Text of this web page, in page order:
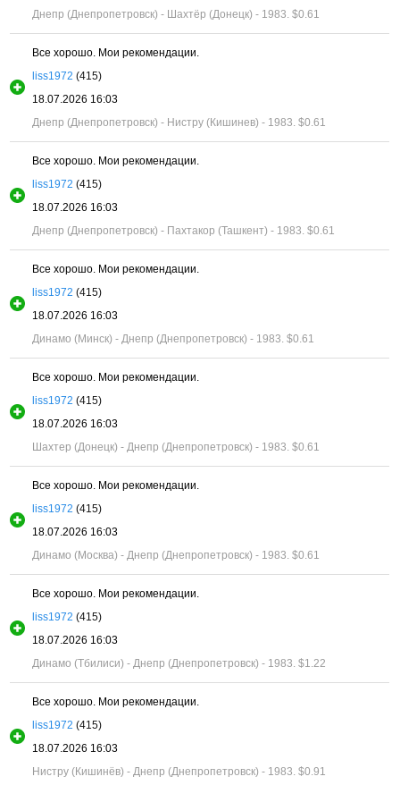
Днепр (Днепропетровск) - Шахтёр (Донецк) - 1983. $0.61
Все хорошо. Мои рекомендации.
liss1972 (415)
18.07.2026 16:03
Днепр (Днепропетровск) - Нистру (Кишинев) - 1983. $0.61
Все хорошо. Мои рекомендации.
liss1972 (415)
18.07.2026 16:03
Днепр (Днепропетровск) - Пахтакор (Ташкент) - 1983. $0.61
Все хорошо. Мои рекомендации.
liss1972 (415)
18.07.2026 16:03
Динамо (Минск) - Днепр (Днепропетровск) - 1983. $0.61
Все хорошо. Мои рекомендации.
liss1972 (415)
18.07.2026 16:03
Шахтер (Донецк) - Днепр (Днепропетровск) - 1983. $0.61
Все хорошо. Мои рекомендации.
liss1972 (415)
18.07.2026 16:03
Динамо (Москва) - Днепр (Днепропетровск) - 1983. $0.61
Все хорошо. Мои рекомендации.
liss1972 (415)
18.07.2026 16:03
Динамо (Тбилиси) - Днепр (Днепропетровск) - 1983. $1.22
Все хорошо. Мои рекомендации.
liss1972 (415)
18.07.2026 16:03
Нистру (Кишинёв) - Днепр (Днепропетровск) - 1983. $0.91